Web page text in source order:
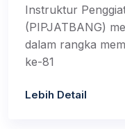
Instruktur
(PIPJATBANG)
dalam rangka
ke-81
Lebih Detail